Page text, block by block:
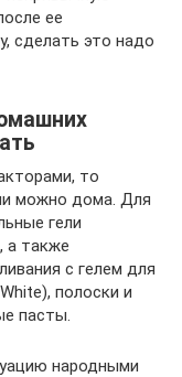
ее
сделать это надо
то
можно дома. Для
гели
а также
с гелем для
полоски и
пасты.
народными